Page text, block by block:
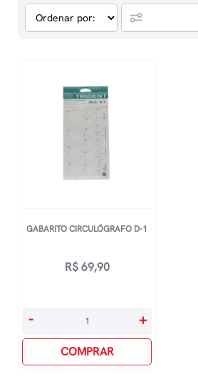
GABARITO CIRCULÓGRAFO D-1
R$69,90
Gabarito
1
- +
COMPRAR